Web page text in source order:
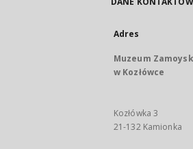
Adres
Muzeum
w Kozłówce
Kozłówka 3
21-132 Kamionka